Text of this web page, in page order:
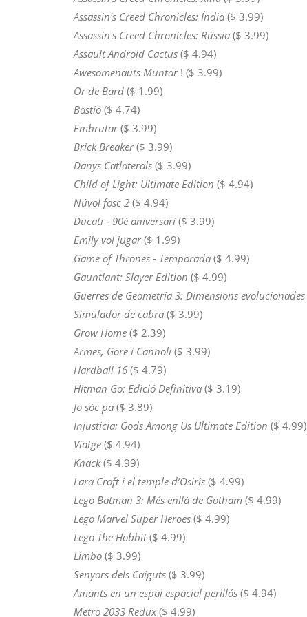
Assassin's Creed Chronicles: Índia ($ 3.99)
Assassin's Creed Chronicles: Rússia ($ 3.99)
Assault Android Cactus ($ 4.94)
Awesomenauts Muntar! ($ 3.99)
Or de Bard ($ 1.99)
Bastió ($ 4.74)
Embrutar($ 3.99)
Brick Breaker($ 3.99)
Danys Catlaterals ($ 3.99)
Child of Light: Ultimate Edition ($ 4.94)
Núvol fosc 2 ($ 4.94)
Ducati - 90è aniversari ($ 3.99)
Emily vol jugar($ 1.99)
Game of Thrones - Temporada ($ 4.99)
Gauntlant: Slayer Edition ($ 4.99)
Guerres de Geometria 3: Dimensions evolucionades
Simulador de cabra ($ 3.99)
Grow Home ($ 2.39)
Armes, Gore i Cannoli ($ 3.99)
Hardball 16 ($ 4.79)
Hitman Go: Edició Definitiva ($ 3.19)
Jo sóc pa ($ 3.89)
Injusticia: Gods Among Us Ultimate Edition ($ 4.99)
Viatge ($ 4.94)
Knack($ 4.99)
Lara Croft i el temple d’Osiris ($ 4.99)
Lego Batman 3: Més enllà de Gotham ($ 4.99)
Lego Marvel Super Heroes ($ 4.99)
Lego The Hobbit($ 4.99)
Limbo ($ 3.99)
Senyors dels Caiguts ($ 3.99)
Amants en un espai espacial perillós ($ 4.94)
Metro 2033 Redux($ 4.99)